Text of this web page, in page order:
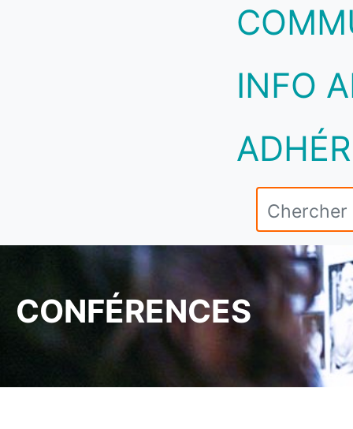
INFO
CONFÉRENCES